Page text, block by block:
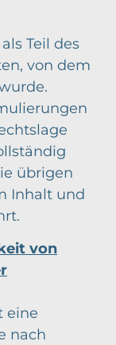
Teil des
von dem
übrigen
Inhalt und
von
eine
nach